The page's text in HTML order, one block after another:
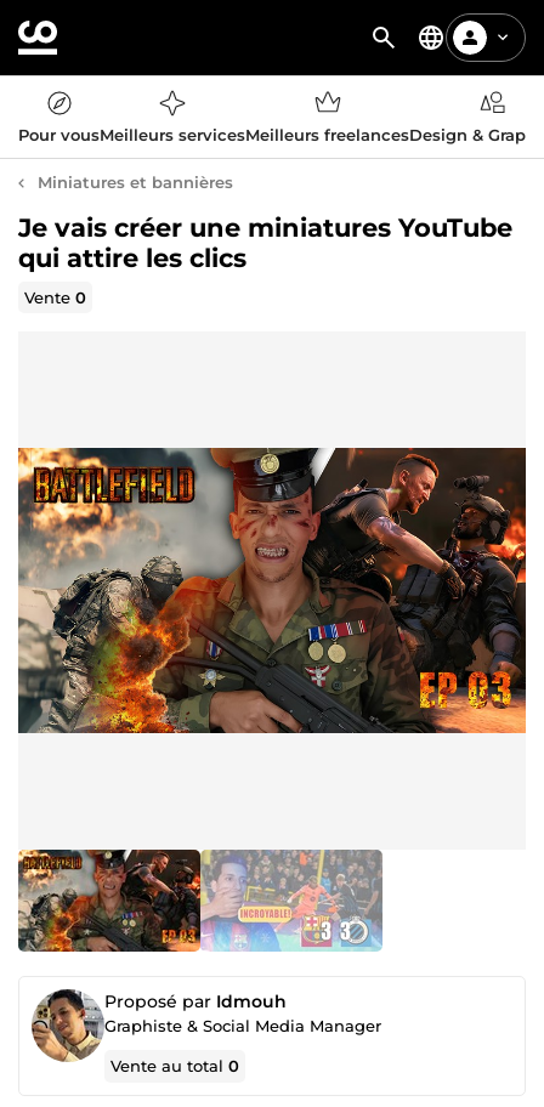
Pour vousMeilleurs servicesMeilleurs freelancesDesign &
Miniatures et bannières
Je vais créer une miniatures YouTube
qui attire les clics
Vente0
Proposé par Idmouh
Graphiste & Social Media Manager
Vente au total0